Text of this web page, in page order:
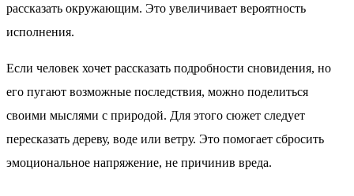
рассказать окружающим. Это увеличивает вероятность
исполнения.
Если человек хочет рассказать подробности сновидения, но
его пугают возможные последствия, можно поделиться
своими мыслями с природой. Для этого сюжет следует
пересказать дереву, воде или ветру. Это помогает сбросить
эмоциональное напряжение, не причинив вреда.